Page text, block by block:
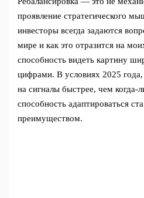
проявление стратегического
инвесторы всегда задаются
мире и как это отразится на
способность видеть картину
цифрами. В условиях 2025
на сигналы быстрее, чем когда-
способность адаптироваться
преимуществом.